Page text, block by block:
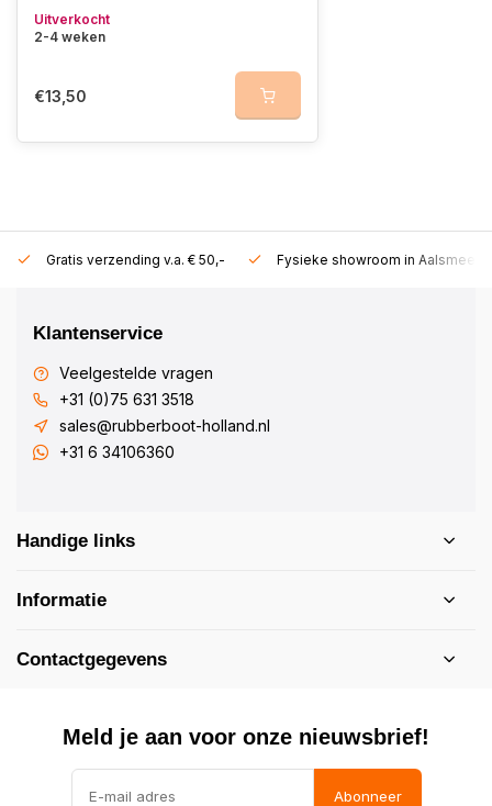
Uitverkocht
2-4 weken
€13,50
Gratis verzending v.a. € 50,- Fysieke showroom in Aalsmeer!
Klantenservice
Veelgestelde vragen
+31 (0)75 631 3518
sales@rubberboot-holland.nl
+31 6 34106360
Handige links
Informatie
Contactgegevens
Meld je aan voor onze nieuwsbrief!
Abonneer